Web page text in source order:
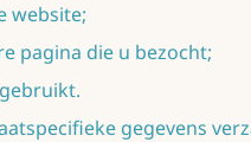
website;
pagina die u bezocht;
gegevens